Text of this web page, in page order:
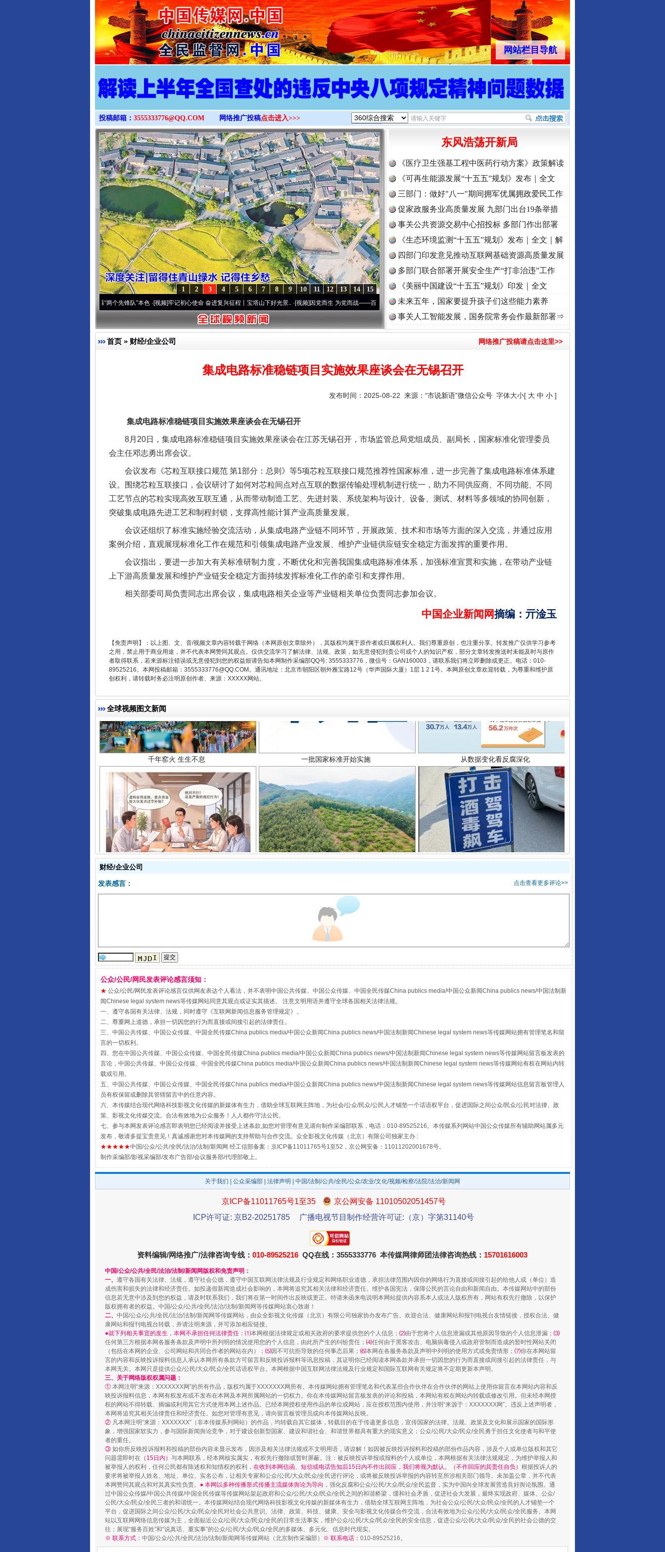
>
网站栏目导航
投稿邮箱： 3555333776@QQ.COM 网络推广投稿点击进入>>>
15
14
13
12
11
10
9
8
7
6
5
4
3
2
1
永葆“两个先锋队”本色·[视频]牢记初心使命 奋进复兴征程丨宝塔山下好光景..·[视频]因党而生 为党而战——百年“纪”事⑧加强纪律..·[视频]牢记初心使命 奋进复兴征程丨“转折之城”激荡..·[视频]
东风浩荡开新局
《医疗卫生强基工程中医药行动方案》政策解读
《可再生能源发展“十五五”规划》发布｜全文
三部门：做好"八一"期间拥军优属拥政爱民工作
促家政服务业高质量发展 九部门出台19条举措
事关公共资源交易中心招投标 多部门作出部署
《生态环境监测“十五五”规划》发布｜全文｜解
读
四部门印发意见推动互联网基础资源高质量发展
多部门联合部署开展安全生产“打非治违”工作
《美丽中国建设“十五五”规划》印发｜全文
未来五年，国家要提升孩子们这些能力素养
事关人工智能发展，国务院常务会作最新部署⇒
首页 » 财经/企业公司 网络推广投稿请点击这里>>
集成电路标准稳链项目实施效果座谈会在无锡召开
发布时间：2025-08-22 来源： “市说新语”微信公众号 字体大小[ 大 中 小 ]
集成电路标准稳链项目实施效果座谈会在无锡召开
8月20日，集成电路标准稳链项目实施效果座谈会在江苏无锡召开，市场监管总局党组成员、副局长，国家标准化管理委员
会主任邓志勇出席会议。
会议发布《芯粒互联接口规范 第1部分：总则》等5项芯粒互联接口规范推荐性国家标准，进一步完善了集成电路标准体系建
设。围绕芯粒互联接口，会议研讨了如何对芯粒间点对点互联的数据传输处理机制进行统一，助力不同供应商、不同功能、不同
工艺节点的芯粒实现高效互联互通，从而带动制造工艺、先进封装、系统架构与设计、设备、测试、材料等多领域的协同创新，
突破集成电路先进工艺和制程封锁，支撑高性能计算产业高质量发展。
会议还组织了标准实施经验交流活动，从集成电路产业链不同环节，开展政策、技术和市场等方面的深入交流，并通过应用
案例介绍，直观展现标准化工作在规范和引领集成电路产业发展、维护产业链供应链安全稳定方面发挥的重要作用。
会议指出，要进一步加大有关标准研制力度，不断优化和完善我国集成电路标准体系，加强标准宣贯和实施，在带动产业链
上下游高质量发展和维护产业链安全稳定方面持续发挥标准化工作的牵引和支撑作用。
相关部委司局负责同志出席会议，集成电路相关企业等产业链相关单位负责同志参加会议。
中国企业新闻网摘编 ： 亓淦玉
【免责声明】：以上图、文、音/视频文章内容转载于网络（本网原创文章除外），其版权均属于原作者或归属权利人。我们尊重原创，也注重分享。转发推广仅供学习参考
之用，禁止用于商业用途，并不代表本网赞同其观点。仅供交流学习了解法律、法规、政策，如无意侵犯到贵公司或个人的知识产权，部分文章转发推送时未能及时与原作
者取得联系，若来源标注错误或无意侵犯到您的权益烦请告知本网制作采编部QQ号: 3555333776，微信号：GAN160003，请联系我们将立即删除或更正。电话：010-
89525216。本网投稿邮箱：3555333776@QQ.COM。通讯地址：北京市朝阳区朝外雅宝路12号（华声国际大厦）1层 1 2 1号。本网原创文章欢迎转载，为尊重和维护原
创权利，请转载时务必注明原创作者、来源：XXXXX网站。
全球视频图文新闻
完善运行机制助力责任有效落实
东山县通报“牛蛙产品抗生素超标问题” 法徽映军营 权益有保障
千年窑火 生生不息
揭开“小金库”的免责幌子 以产业富民促振兴 酒驾未被当场查获能处罚吗
受贿1.44亿！段成刚被判无期
全民健身五年计划来了！等你上场 事关残疾人未来5年 让传统村落焕发生机
规模最大的光氢储一体化项目
国家大学科技园优化重塑工作 镜头丨大暑三秋近 山西：不断增强治理腐败综合效能
扯下公款旅游的“隐身衣” 如何以同查同治破解风腐交织难题 养老服务师职业资格制度暂行规定
财经/企业公司
点击查看更多评论>>
发表感言：
公众/公民/网民发表评论感言须知：
★ 公众/公民/网民发表评论感言仅供网友表达个人看法，并不表明中国公共传媒、中国公众传媒、中国全民传媒China publics media/中国公众新闻China publics news/中国法制新
闻Chinese legal system news等传媒网站同意其观点或证实其描述。 注意文明用语并遵守全球各国相关法律法规。
一、遵守各国有关法律、法规，同时遵守《互联网新闻信息服务管理规定》。
二、尊重网上道德，承担一切因您的行为而直接或间接引起的法律责任。
三、中国公共传媒、中国公众传媒、中国全民传媒China publics media/中国公众新闻China publics news/中国法制新闻Chinese legal system news等传媒网站拥有管理笔名和留
言的一切权利。
四、您在中国公共传媒、中国公众传媒、中国全民传媒China publics media/中国公众新闻China publics news/中国法制新闻Chinese legal system news等传媒网站留言板发表的
言论，中国公共传媒、中国公众传媒、中国全民传媒China publics media/中国公众新闻China publics news/中国法制新闻Chinese legal system news等传媒网站有权在网站内转
载或引用。
五、中国公共传媒、中国公众传媒、中国全民传媒China publics media/中国公众新闻China publics news/中国法制新闻Chinese legal system news等传媒网站信息留言板管理人
员有权保留或删除其管辖留言中的任意内容。
六、本传媒结合现代网络科技影视文化传媒的新媒体有生力，借助全球互联网主阵地，为社会/公众/民众/公民人才铺垫一个话语权平台，促进国际之间公众/民众/公民对法律、政
策、影视文化传媒交流。合法有效地为公众服务！人人都作守法公民。
七、参与本网发表评论感言即表明您已经阅读并接受上述条款,如您对管理有意见请向制作采编部联系，电话：010-89525216。本传媒系列网站中国公众传媒所有辅助网站属多元
发布，敬请多提宝贵意见！真诚感谢您对本传媒网的支持帮助与合作交流。众全影视文化传媒（北京）有限公司独家主办 :
★★★★★中国/公众/公共/全民/法治/法制/新闻网 经工信部备案：京ICP备11011765号1至52，京公网安备：11011202001678号。
制作采编部/影视采编部/发布广告部/会议服务部/代理部敬上。
关于我们 公众采编部 法律声明 | 中国/法制/公共/全民/公众/农业/文化/视频/检察/法院/法治/新闻网
京ICP备11011765号1至35
京公网安备 11010502051457号
ICP许可证: 京B2-20251785
广播电视节目制作经营许可证:（京）字第31140号
资料编辑/网络推广/法律咨询专线： 010-89525216 QQ在线：3555333776 本传媒网律师团法律咨询热线： 15701616003
中国/公众/公共/全民/法治/法制/新闻网版权和免责声明：
一、 遵守各国有关法律、法规，遵守社会公德，遵守中国互联网法律法规及行业规定和网络职业道德，承担法律范围内因你的网络行为直接或间接引起的给他人或（单位）造
成伤害和损失的法律和经济责任。如投递假新闻造成社会影响的，本网将追究其相关法律和经济责任。维护各国宪法，保障公民的言论自由和新闻自由。本传媒网站中的部份
信息若无意中涉及到您的权益，请及时联系我们，我们将在第一时间作出反映或更正。特请来函来电说明本网站提供内容系本人或法人版权所有，网站有权先行撤除，以保护
版权拥有者的权益。中国/公众/公共/全民/法治/法制/新闻网等传媒网站衷心致谢！
二、 中国/公众/公共/全民/法治/法制/新闻网等传媒网站，由众全影视文化传媒（北京）有限公司独家协办发布广告。欢迎合法、健康网站和报刊电视台友情链接，授权合法、健
康网站和报刊电视台转载，并请注明来源，并可添加相应链接。
●就下列相关事宜的发生，本网不承担任何法律责任：⑴本网根据法律规定或相关政府的要求提供您的个人信息； ⑵由于您将个人信息泄漏或其他原因导致的个人信息泄漏； ⑶
任何第三方根据本网各服务条款及声明中所列明的情况使用您的个人信息，由此所产生的纠纷责任； ⑷任何由于黑客攻击、电脑病毒侵入或政府管制而造成的暂时性网站关闭
（包括在本网的企业、公司网站和共同合作者的网站在内）； ⑸因不可抗拒导致的任何事态后果； ⑹本网在各服务条款及声明中列明的使用方式或免责情形； ⑺你在本网站留
言的内容和反映投诉报料信息人承认本网所有条款方可留言和反映投诉报料等讯息投稿，其证明你已经阅读本网条款并承担一切因您的行为而直接或间接引起的法律责任，与
本网无关。本网只是提供公众/公民/大众/民众/全民话语权平台。本网根据中国互联网法律法规及行业规定和国际互联网有关规定将不定期更新本声明。
三、关于网络版权权属问题：
① 本网注明“来源：XXXXXXX网”的所有作品，版权均属于XXXXXXX网所有。本传媒网站拥有管理笔名和代表某些合作伙伴在合作伙伴的网站上使用你留言在本网站内容和反
映投诉报料信息，本网有权发布或不发布在本网及本网所属网站的一切权力。你在本传媒网站留言板发表的评论和投稿，本网站有权在网站内转载或修改引用。但未经本网授
权的网站不得转载、摘编或利用其它方式使用本网上述作品。已经本网授权使用作品的单位或网站，应在授权范围内使用，并注明“来源于：XXXXXXX网”。违反上述声明者，
本网将追究其相关法律责任和经济责任。如您对管理有意见，请向留言板管理员或向本传媒网站反映。
② 凡本网注明“来源：XXXXXXX”（非本传媒系列网站）的作品，均转载自其它媒体，转载目的在于传递更多信息，宣传国家的法律、法规、政策及文化和展示国家的国际形
象，增强国家软实力，参与国际新闻舆论竞争，对于建设创新型国家、建设和谐社会、和谐世界都具有重大的现实意义；公众/公民/大众/民众/全民勇于担任文化使者与和平使
者的重任。
③ 如你所反映投诉报料和投稿的部份内容未显示发布，因涉及相关法律法规或不文明用语，请谅解！如因被反映投诉报料和投稿的部份作品内容，涉及个人或单位版权和其它
问题需即时在 （15日内） 与本网联系，经本网核实属实，有权先行撤除或暂时屏蔽。注：被反映投诉举报或报料的个人或单位，本网根据有关法律法规规定，为维护举报人和
被举报人的权利，任何公民都有陈述权和知情权的权利， 在收到本网信函、短信或电话告知后15日内不作出回应，我们将视为默认。（不作回应的其责任自负） 根据投诉人的
要求将被举报人姓名、地址、单位、实名公布，让相关专家和公众/公民/大众/民众/全民进行评论，或将被反映投诉举报的内容转至所涉相关部门领导。未加盖公章，并不代表
本网赞同其观点和对其真实性负责。 ● 本网以多种传播形式传播主流媒体舆论为导向 ，强化反腐和公众/公民/大众/民众/全民监督，实为中国向全球发展营造良好舆论氛围。通
过中国公众传媒/中国公共传媒/中国全民传媒等传媒网站架起政府和公众/公民/大众/民众/全民之间的和谐桥梁，缓和社会矛盾，促进社会大发展，最终实现政府、媒体、公众/
公民/大众/民众/全民三者的和谐统一。本传媒网站结合现代网络科技影视文化传媒的新媒体有生力，借助全球互联网主阵地，为社会公众/公民/大众/民众/全民的人才铺垫一个
平台，促进国际之间公众/公民/大众/民众/全民对社会公共意识、法律、政策、科技、健康、安全与影视文化传媒合作交流，合法有效地为公众/公民/大众/民众/全民服务。本网
站以互联网网络信息传媒为主，全面贴近公众/公民/大众/民众/全民的日常生活事实，维护公众/公民/大众/民众/全民的安全信息，促进公众/公民/大众/民众/全民的社会公德的交
往；展现“服务百姓”和“说真话、重实事”的公众/公民/大众/民众/全民的多媒体、多元化、信息时代现实。
※ 联系方式： 中国/公众/公共/全民/法治/法制/新闻网等传媒网站（北京制作采编部） ※ 联系电话： 010-89525216。